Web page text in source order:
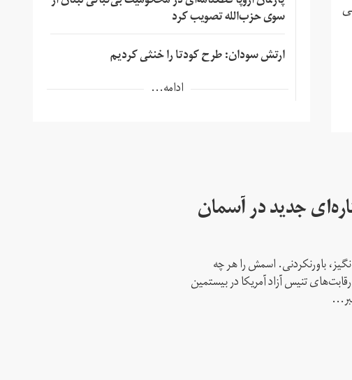
سوی حزب‌الله تصویب کرد
ارتش سودان: طرح کودتا را خنثی کردیم
ادامه...
جدید در آسمان
باورنکردنی. اسمش را هر چه
تنیس آزاد آمریکا در بیستمین